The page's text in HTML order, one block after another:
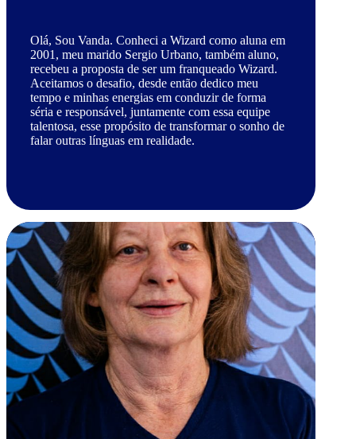
Olá, Sou Vanda. Conheci a Wizard como aluna em
2001, meu marido Sergio Urbano, também aluno,
recebeu a proposta de ser um franqueado Wizard.
Aceitamos o desafio, desde então dedico meu
tempo e minhas energias em conduzir de forma
séria e responsável, juntamente com essa equipe
talentosa, esse propósito de transformar o sonho de
falar outras línguas em realidade.